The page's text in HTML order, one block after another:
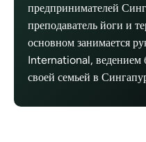
предпринимателей
преподаватель йоги и
основном занимается
International, ведением
своей семьей в